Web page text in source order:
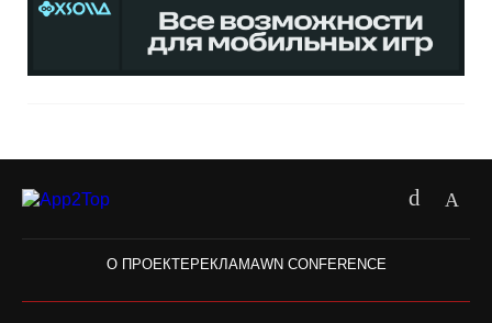
О ПРОЕКТЕРЕКЛАМАWN CONFERENCE